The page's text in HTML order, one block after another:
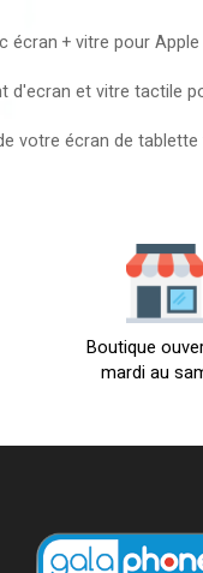
écran + vitre pour
d'ecran et vitre tactile
votre écran de
Boutique
mardi au